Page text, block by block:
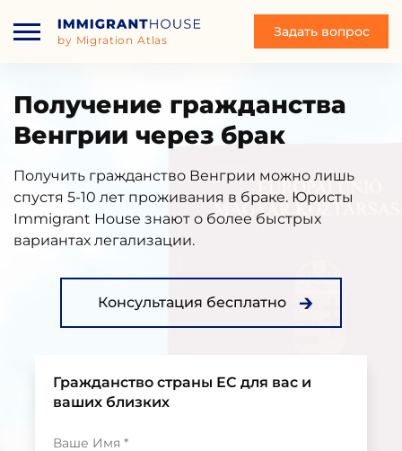
by Migration Atlas
Задать вопрос
Получение гражданства
Венгрии через брак
Получить гражданство Венгрии можно лишь
спустя 5-10 лет проживания в браке. Юристы
Immigrant House знают о более быстрых
вариантах легализации.
Консультация бесплатно
Гражданство страны ЕС для вас и
ваших близких